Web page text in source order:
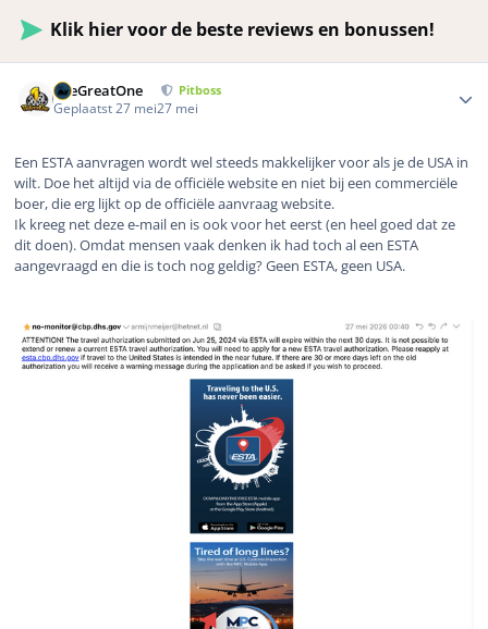
Klik hier voor de beste reviews en bonussen!
TheGreatOne Pitboss
Geplaatst 27 mei27 mei
Een ESTA aanvragen wordt wel steeds makkelijker voor als je de USA in
wilt. Doe het altijd via de officiële website en niet bij een commerciële
boer, die erg lijkt op de officiële aanvraag website.
Ik kreeg net deze e-mail en is ook voor het eerst (en heel goed dat ze
dit doen). Omdat mensen vaak denken ik had toch al een ESTA
aangevraagd en die is toch nog geldig? Geen ESTA, geen USA.